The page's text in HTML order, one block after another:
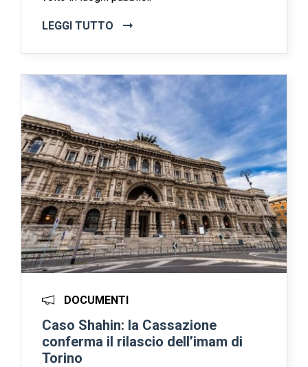
LEGGI TUTTO
DOCUMENTI
Caso Shahin: la Cassazione
conferma il rilascio dell’imam di
Torino